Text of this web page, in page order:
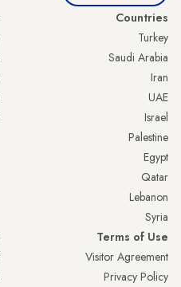
Countries
Turkey
Saudi Arabia
Iran
UAE
Israel
Palestine
Egypt
Qatar
Lebanon
Syria
Terms of Use
Visitor Agreement
Privacy Policy